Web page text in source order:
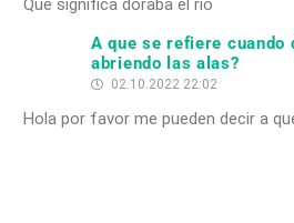
Que significa doraba el rio
A que se refiere cuando
abriendo las alas?
02.10.2022 22:02
Hola por favor me pueden decir a